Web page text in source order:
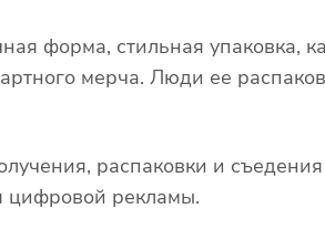
форма, стильная упаковка,
мерча. Люди ее
распаковки и
цифровой рекламы.